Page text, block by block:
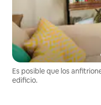
Es posible que los
edificio.